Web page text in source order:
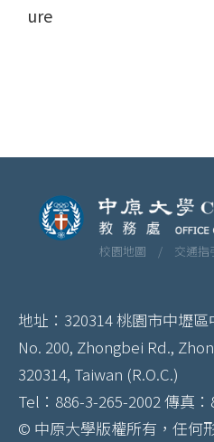
ure
校園地圖 / 交通
地址：320314 桃園市中壢
No. 200, Zhongbei Rd.,
320314, Taiwan (R.O.C.)
Tel：886-3-265-2002 傳真
© 中原大學版權所有，任何